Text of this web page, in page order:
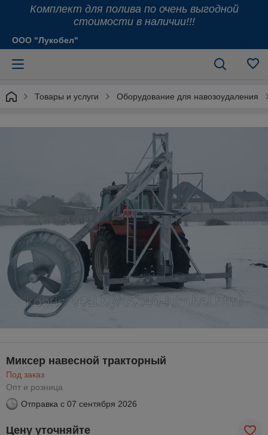
Комплект для полива по очень выгодной
стоимости в наличии!!!
ООО "Лукобел"
Товары и услуги Оборудование для навозоудаления
Миксер навесной тракторный
Под заказ
Опт и розница
Отправка с 07 сентября 2026
Цену уточняйте